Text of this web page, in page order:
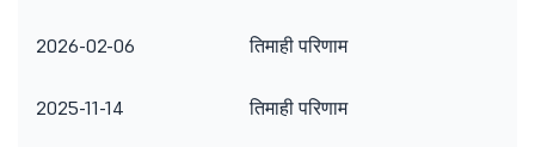
2026-02-06 तिमाही परिणाम
2025-11-14 तिमाही परिणाम